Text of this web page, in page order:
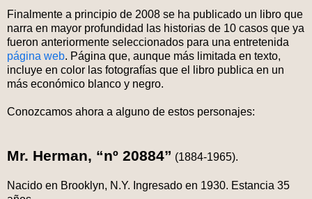
Finalmente a principio de 2008 se ha publicado un libro que
narra en mayor profundidad las historias de 10 casos que ya
fueron anteriormente seleccionados para una entretenida
página web. Página que, aunque más limitada en texto,
incluye en color las fotografías que el libro publica en un
más económico blanco y negro.
Conozcamos ahora a alguno de estos personajes:
Mr. Herman, “nº 20884” (1884-1965).
Nacido en Brooklyn, N.Y. Ingresado en 1930. Estancia 35